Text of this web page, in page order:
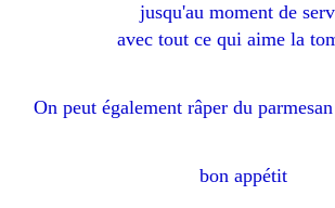
jusqu'au moment de
avec tout ce qui aime la
On peut également râper du
bon appétit